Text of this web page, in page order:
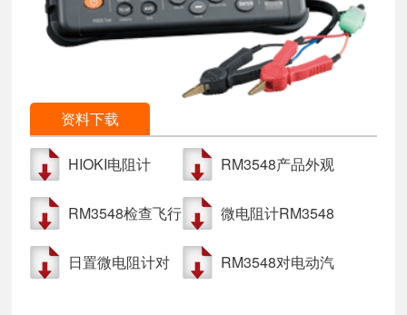
资料下载
HIOKI电阻计
RM3548产品外观
RM3548检查飞行
微电阻计RM3548
日置微电阻计对
RM3548对电动汽